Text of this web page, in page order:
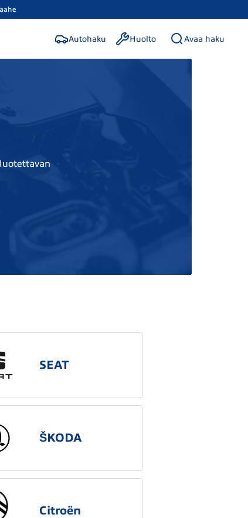
Autohaku Huolto Avaa haku
SEAT
ŠKODA
Citroën